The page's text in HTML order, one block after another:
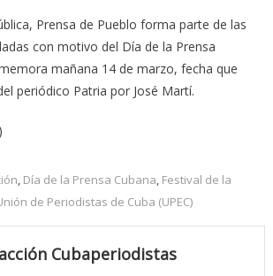
Prensa de Pueblo forma parte de las
con motivo del Día de la Prensa
mañana 14 de marzo, fecha que
periódico Patria por José Martí.
, Día de la Prensa Cubana, Festival de la
de Periodistas de Cuba (UPEC)
Cubaperiodistas